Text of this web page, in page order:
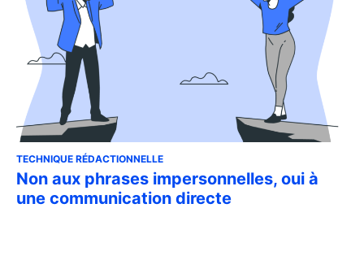
TECHNIQUE RÉDACTIONNELLE
Non aux phrases impersonnelles, oui à
une communication directe